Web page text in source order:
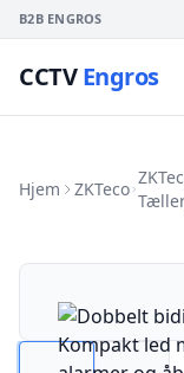
B2B ENGROS
CCTVEngros
Hjem ZKTeco